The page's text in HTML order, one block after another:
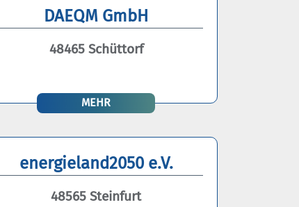
DAEQM GmbH
48465 Schüttorf
MEHR
energieland2050 e.V.
48565 Steinfurt